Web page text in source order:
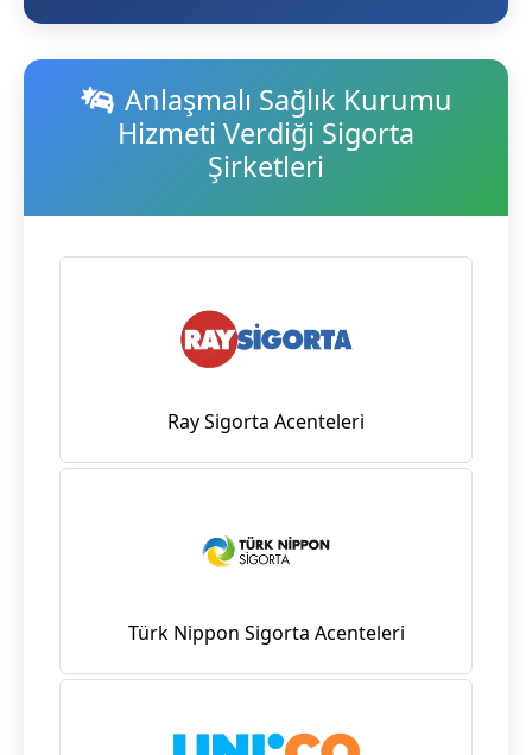
Anlaşmalı Sağlık Kurumu
Hizmeti Verdiği Sigorta
Şirketleri
Ray Sigorta Acenteleri
Türk Nippon Sigorta Acenteleri